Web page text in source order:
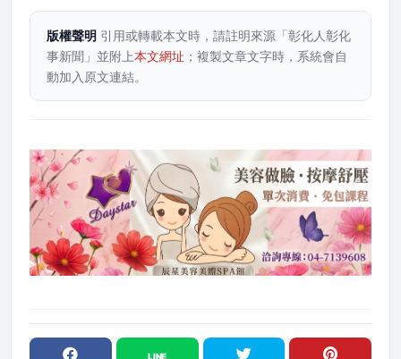
版權聲明 引用或轉載本文時，請註明來源「彰化人彰化
事新聞」並附上本文網址 ；複製文章文字時，系統會自
動加入原文連結。